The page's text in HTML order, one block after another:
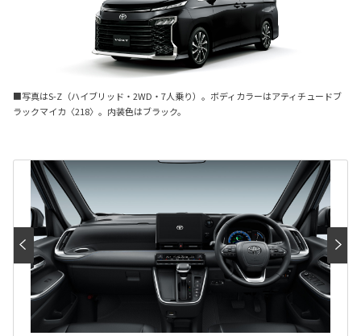
■写真はS-Z（ハイブリッド・2WD・7人乗り）。ボディカラーはアティチュードブ
ラックマイカ〈218〉。内装色はブラック。